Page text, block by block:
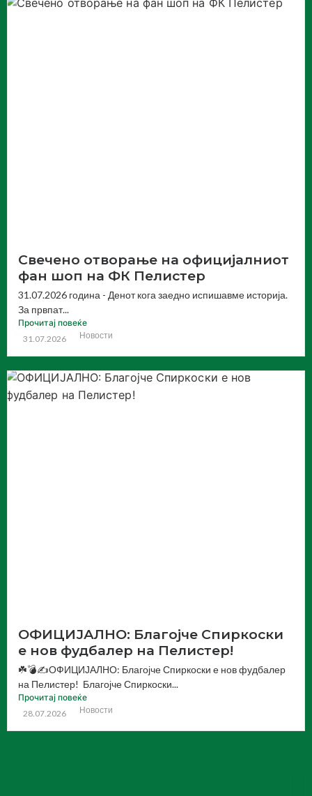
Свечено отворање на официјалниот
фан шоп на ФК Пелистер
31.07.2026 година - Денот кога заедно испишавме историја.
За првпат...
Прочитај повеќе
31.07.2026
Новости
ОФИЦИЈАЛНО: Благојче Спиркоски
е нов фудбалер на Пелистер!
☘️💣✍️ОФИЦИЈАЛНО: Благојче Спиркоски е нов фудбалер
на Пелистер! Благојче Спиркоски...
Прочитај повеќе
28.07.2026
Новости